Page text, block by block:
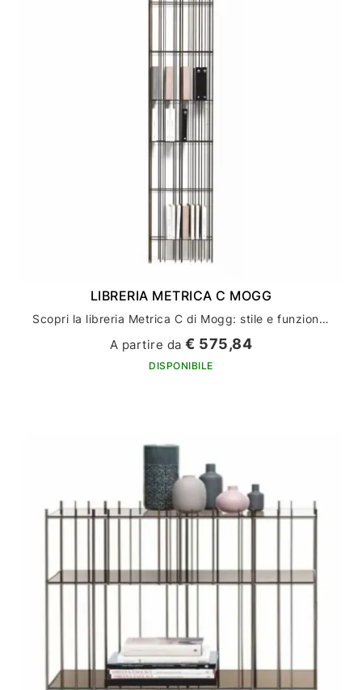
LIBRERIA METRICA C MOGG
Scopri la libreria Metrica C di Mogg: stile e funzionalità per l'arredamento della tua casa
A partire da€ 575,84
DISPONIBILE